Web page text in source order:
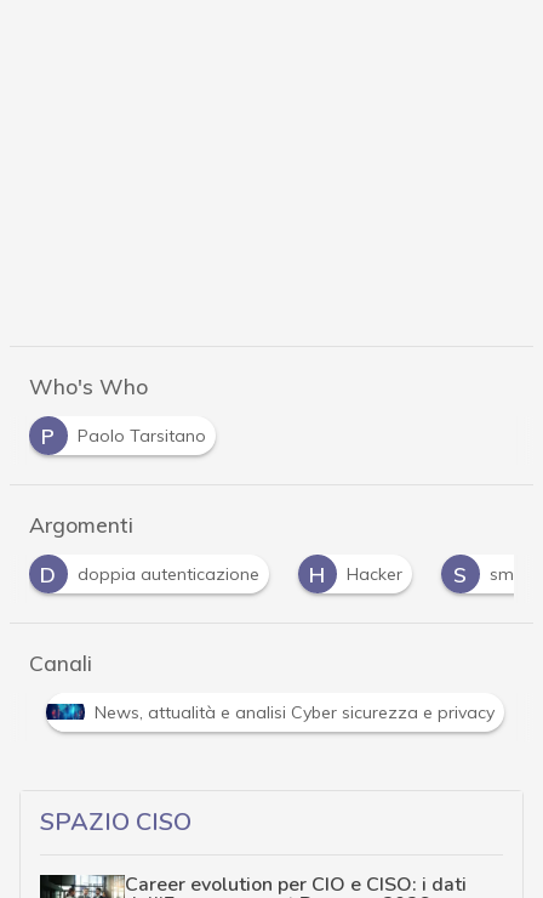
Who's Who
P
Paolo Tarsitano
Argomenti
H Hacker S smishing W
WhatsApp
Canali
Attacchi hacker e Malware: le ultime news in tempo
SPAZIO CISO
Career evolution per CIO e CISO: i dati